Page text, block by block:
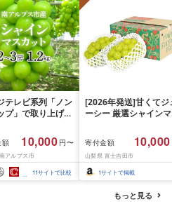
レビ系列「ノン
プ」で取り上げら
約]南アルプス市
インマスカット
上(2〜3房)ふる
税 おすすめ 山梨
アルプス市 送料無
額 10,000 円〜
アルプス市
11サイトで比較
[2026年発送]甘くてジ
ーシー 厳選シャインマ
月前半(1〜15日)から
月下旬までの発送) フ
ーツ ぶどう 果物 山梨
産 2026 旬 大粒 高級
寄付金額 10,000
山梨県 富士吉田市
1サイトで掲載
もっと見る